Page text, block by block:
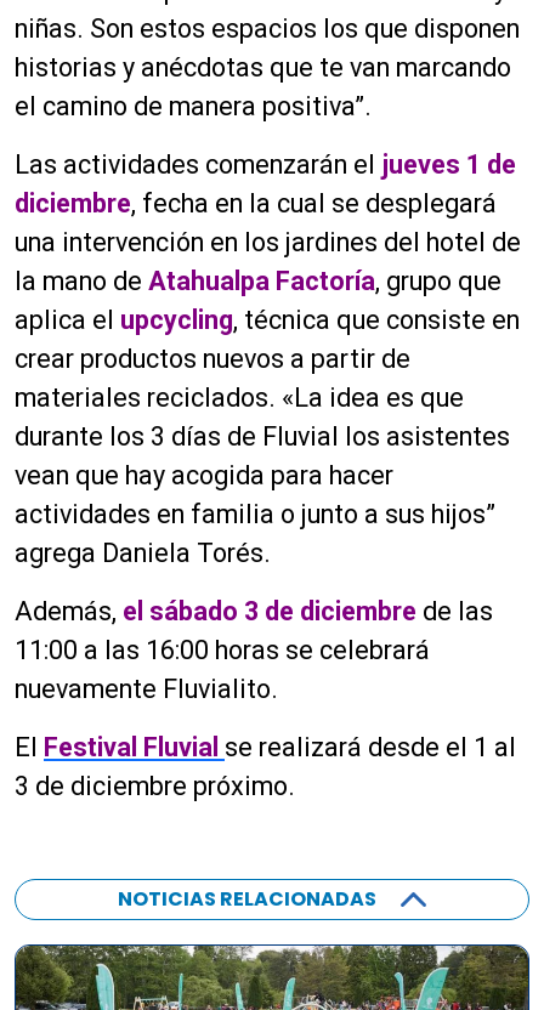
niñas. Son estos espacios los que disponen
historias y anécdotas que te van marcando
el camino de manera positiva”.
Las actividades comenzarán el jueves 1 de
diciembre, fecha en la cual se desplegará
una intervención en los jardines del hotel de
la mano de Atahualpa Factoría, grupo que
aplica el upcycling, técnica que consiste en
crear productos nuevos a partir de
materiales reciclados. «La idea es que
durante los 3 días de Fluvial los asistentes
vean que hay acogida para hacer
actividades en familia o junto a sus hijos”
agrega Daniela Torés.
Además, el sábado 3 de diciembre de las
11:00 a las 16:00 horas se celebrará
nuevamente Fluvialito.
El Festival Fluvial se realizará desde el 1 al
3 de diciembre próximo.
NOTICIAS RELACIONADAS